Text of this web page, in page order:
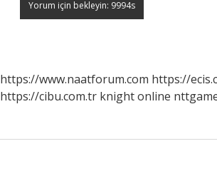
https://www.naatforum.com https://
https://cibu.com.tr knight online